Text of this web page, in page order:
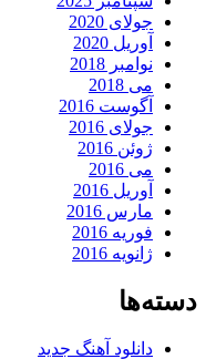
جولای 2020
آوریل 2020
نوامبر 2018
می 2018
آگوست 2016
جولای 2016
ژوئن 2016
می 2016
آوریل 2016
مارس 2016
فوریه 2016
ژانویه 2016
دسته‌ها
دانلود آهنگ جدید